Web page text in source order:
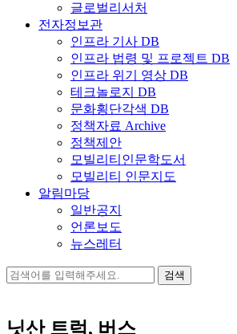
글로벌리서처
전자정보관
인프라 기사 DB
인프라 법령 및 프로젝트 DB
인프라 위기 영상 DB
테크놀로지 DB
문화횡단각색 DB
정책자료 Archive
정책제안
모빌리티인문학도서
모빌리티 인문지도
알림마당
일반공지
언론보도
뉴스레터
검
닛산 트럭, 버스